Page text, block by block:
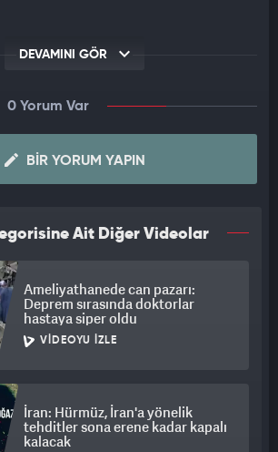
DEVAMINI GÖR
0 Yorum Var
BIR YORUM YAPIN
Ait Diğer Videolar
Ameliyathanede can pazarı:
Deprem sırasında doktorlar
hastaya siper oldu
VIDEOYU İZLE
İran: Hürmüz, İran'a yönelik
tehditler sona erene kadar kapalı
kalacak